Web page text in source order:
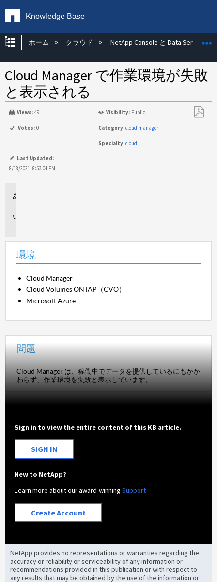
Knowledge Base
グローバル階層を展開/折りたたむ
ホーム クラウド NetApp Console と Data Services
Cloud Manager で作業環境が失敗
と表示される
Views: 49 Visibility: Public
Votes: 0 Category:cloud-manager
Specialty:cloud
Last Updated:
8/18/2021, 8:53:04 PM
環境
Cloud Manager
Cloud Volumes ONTAP（CVO）
Microsoft Azure
問題
Cloud Manager は、稼働中でデータを提供しているにもかか
わらず、作業環境を失敗と表示しています。
Sign in to view the entire content of this KB article.
SIGN IN
New to NetApp?
Learn more about our award-winningSupport
Create Account
NetApp provides no representations or warranties regarding the
accuracy or reliability or serviceability of any information or
recommendations provided in this publication or with respect to
any results that may be obtained by the use of the information or